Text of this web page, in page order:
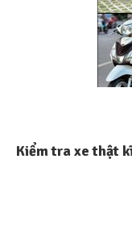
Kiểm tra xe thật